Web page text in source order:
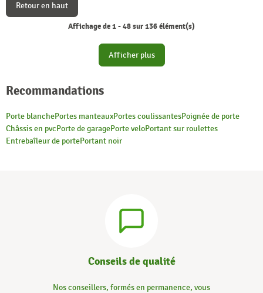
Retour en haut
Affichage de 1 - 48 sur 136 élément(s)
Afficher plus
Recommandations
Porte blanchePortes manteauxPortes coulissantesPoignée de porte
Châssis en pvcPorte de garagePorte veloPortant sur roulettes
Entrebaîleur de portePortant noir
Conseils de qualité
Nos conseillers, formés en permanence, vous